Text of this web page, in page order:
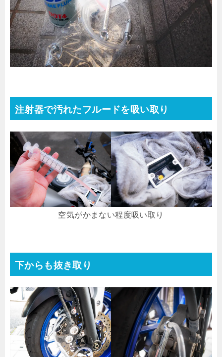
注射器で汚れたフルードを吸い取り
空気がかまない程度吸い取り
下からも抜き取り